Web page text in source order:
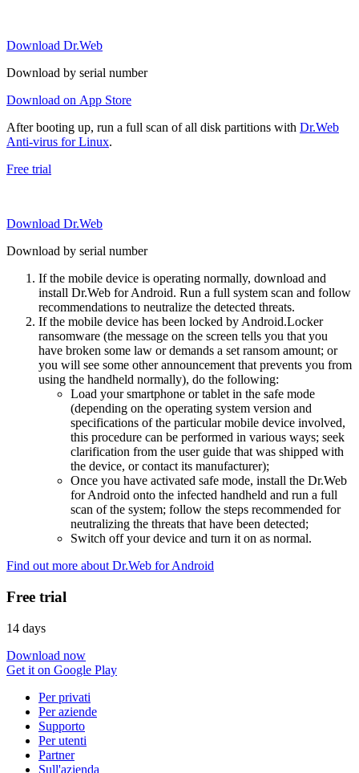
Download Dr.Web
Download by serial number
Download on App Store
After booting up, run a full scan of all disk partitions with Dr.Web
Anti-virus for Linux.
Free trial
Download Dr.Web
Download by serial number
If the mobile device is operating normally, download and
install Dr.Web for Android. Run a full system scan and follow
recommendations to neutralize the detected threats.
If the mobile device has been locked by Android.Locker
ransomware (the message on the screen tells you that you
have broken some law or demands a set ransom amount; or
you will see some other announcement that prevents you from
using the handheld normally), do the following:
Load your smartphone or tablet in the safe mode
(depending on the operating system version and
specifications of the particular mobile device involved,
this procedure can be performed in various ways; seek
clarification from the user guide that was shipped with
the device, or contact its manufacturer);
Once you have activated safe mode, install the Dr.Web
for Android onto the infected handheld and run a full
scan of the system; follow the steps recommended for
neutralizing the threats that have been detected;
Switch off your device and turn it on as normal.
Find out more about Dr.Web for Android
Free trial
14 days
Download now
Get it on Google Play
Per privati
Per aziende
Supporto
Per utenti
Partner
Sull'azienda